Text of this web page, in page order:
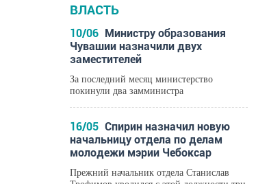
ВЛАСТЬ
10/06
Министру образования
Чувашии назначили двух
заместителей
За последний месяц министерство
покинули два замминистра
16/05 Спирин назначил новую
начальницу отдела по делам
молодежи мэрии Чебоксар
Прежний начальник отдела Станислав